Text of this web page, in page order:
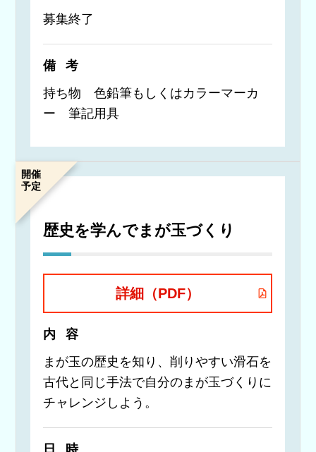
募集終了
備考
持ち物 色鉛筆もしくはカラーマーカ
ー 筆記用具
開催
予定
歴史を学んでまが玉づくり
詳細（PDF）
内容
まが玉の歴史を知り、削りやすい滑石を
古代と同じ手法で自分のまが玉づくりに
チャレンジしよう。